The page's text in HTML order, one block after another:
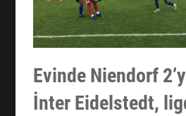
Evinde Niendorf
İnter Eidelstedt,